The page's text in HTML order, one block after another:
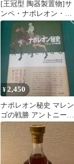
[王冠型 陶器製置物]サ
ンペ・ナポレオン・ブ
ランデーの空瓶
¥2,450
ナポレオン秘史 マレン
ゴの戦勝 アントニー
ノ・ロンコ